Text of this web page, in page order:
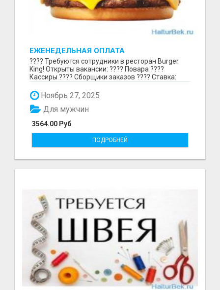
ЕЖЕНЕДЕЛЬНАЯ ОПЛАТА
???? Требуются сотрудники в ресторан Burger
King! Открыты вакансии: ???? Повара ????
Кассиры ???? Сборщики заказов ???? Ставка:
Ноябрь 27, 2025
3564.00 Руб
Для мужчин
ПОДРОБНЕЙ